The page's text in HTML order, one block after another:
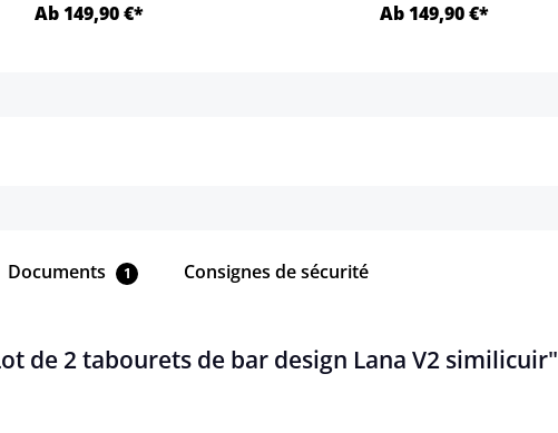
Ab 149,90 €* Ab 149,90 €*
Documents 1 Consignes de sécurité
de 2 tabourets de bar design Lana V2 similicuir"